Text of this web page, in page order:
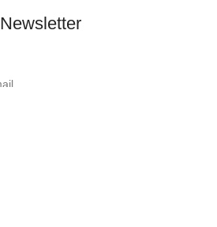
Newsletter